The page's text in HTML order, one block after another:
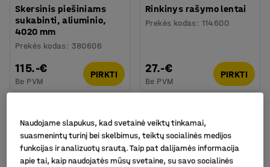
Skersinis piešiniams
sukabinti, aliuminio,
4020 mm
Prekės kodas : 380606
115.-€
Be PVM
PIRKTI
Rinkinys rašymo lentai
Prekės kodas : 114600
27.-€
Be PVM
PIRKTI
Naudojame slapukus, kad svetainė veiktų tinkamai,
suasmenintų turinį bei skelbimus, teiktų socialinės medijos
funkcijas ir analizuotų srautą. Taip pat dalijamės informacija
apie tai, kaip naudojatės mūsų svetaine, su savo socialinės